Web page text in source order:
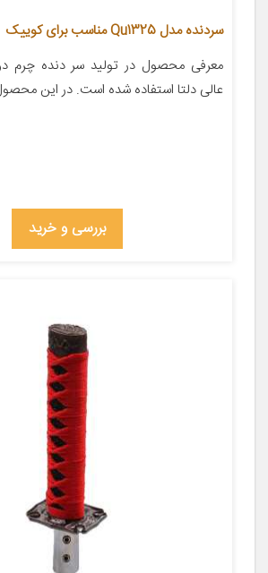
سردنده مدل Qu1325 مناسب برای کوییک
معرفی محصول در تولید سر دنده چرم
عالی دلتا استفاده شده است. در این
بررسی و خرید